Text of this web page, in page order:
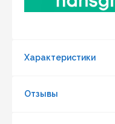
Характеристики
Отзывы